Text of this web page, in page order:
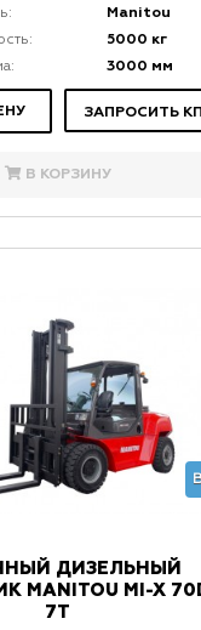
Manitou
5000 кг
3000 мм
ЗАПРОСИТЬ КП
В КОРЗИНУ
ДИЗЕЛЬНЫЙ
MANITOU MI-X
7Т